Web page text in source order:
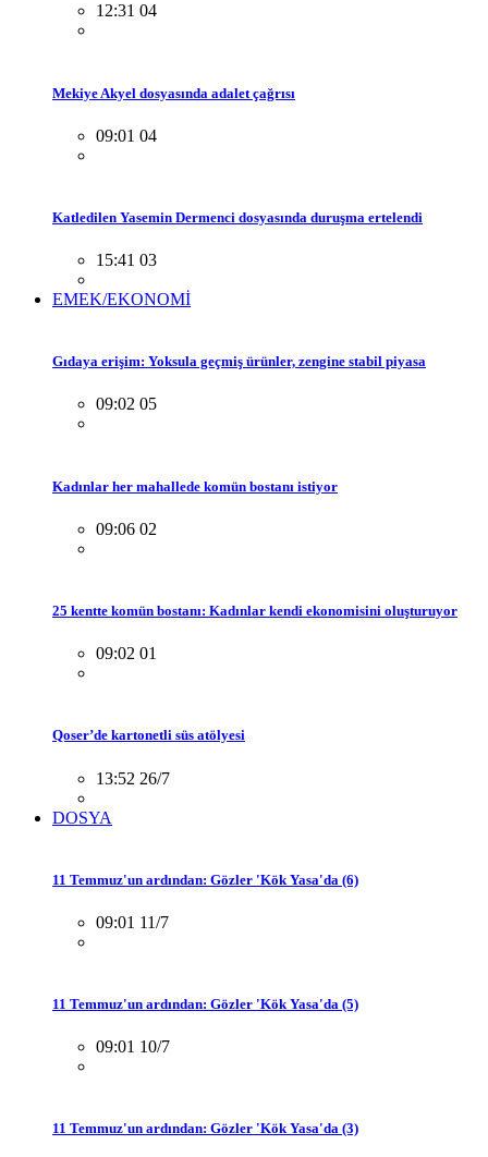
12:31 04
Mekiye Akyel dosyasında adalet çağrısı
09:01 04
Katledilen Yasemin Dermenci dosyasında duruşma ertelendi
15:41 03
EMEK/EKONOMİ
Gıdaya erişim: Yoksula geçmiş ürünler, zengine stabil piyasa
09:02 05
Kadınlar her mahallede komün bostanı istiyor
09:06 02
25 kentte komün bostanı: Kadınlar kendi ekonomisini oluşturuyor
09:02 01
Qoser’de kartonetli süs atölyesi
13:52 26/7
DOSYA
11 Temmuz'un ardından: Gözler 'Kök Yasa'da (6)
09:01 11/7
11 Temmuz'un ardından: Gözler 'Kök Yasa'da (5)
09:01 10/7
11 Temmuz'un ardından: Gözler 'Kök Yasa'da (3)